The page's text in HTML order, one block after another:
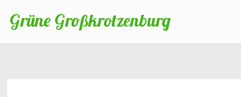
Zum
Inhalt
Grüne Großkrotzenburg